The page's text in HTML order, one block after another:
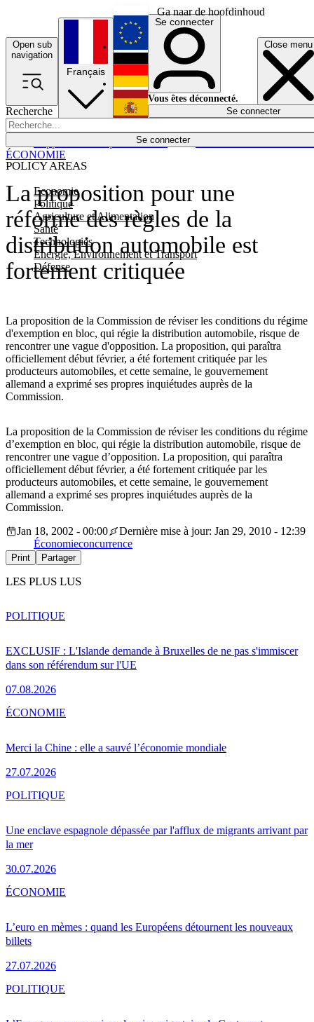
Ga naar de hoofdinhoud
Open sub
navigation
Close menu
Recherche
Se connecter
POLICY AREAS
Economie
Politique
Agriculture et Alimentation
Santé
Technologies
Energie, Environnement et Transport
Défense
Économie
Français
English
Deutsch
Español
Se connecter
Vous êtes déconnecté.
Se connecter
La proposition pour une
réforme des règles de la
distribution automobile est
fortement critiquée
La proposition de la Commission de réviser les conditions du régime
d'exemption en bloc, qui régie la distribution automobile, risque de
rencontrer une vague d'opposition. La proposition, qui paraîtra
officiellement début février, a été fortement critiquée par les
producteurs automobiles, et cette semaine, le gouvernement
allemand a exprimé ses propres inquiétudes auprès de la
Commission.
ÉCONOMIE
La proposition de la Commission de réviser les conditions du régime
d’exemption en bloc, qui régie la distribution automobile, risque de
rencontrer une vague d’opposition. La proposition, qui paraîtra
officiellement début février, a été fortement critiquée par les
producteurs automobiles, et cette semaine, le gouvernement
allemand a exprimé ses propres inquiétudes auprès de la
Commission.
Jan 18, 2002 - 00:00
Dernière mise à jour: Jan 29, 2010 - 12:39
Économieconcurrence
Print Partager
LES PLUS LUS
EXCLUSIF : L'Islande demande à Bruxelles de ne pas s'immiscer
dans son référendum sur l'UE
07.08.2026
POLITIQUE
Merci la Chine : elle a sauvé l’économie mondiale
27.07.2026
ÉCONOMIE
Une enclave espagnole dépassée par l'afflux de migrants arrivant par
la mer
30.07.2026
POLITIQUE
L’euro en mèmes : quand les Européens détournent les nouveaux
billets
27.07.2026
ÉCONOMIE
POLITIQUE